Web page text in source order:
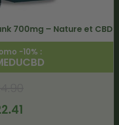
700mg – Nature et CBD
-10% :